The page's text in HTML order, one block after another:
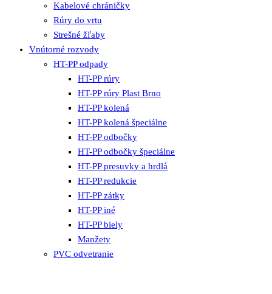
Kabelové chráničky
Rúry do vrtu
Strešné žľaby
Vnútorné rozvody
HT-PP odpady
HT-PP rúry
HT-PP rúry Plast Brno
HT-PP kolená
HT-PP kolená špeciálne
HT-PP odbočky
HT-PP odbočky špeciálne
HT-PP presuvky a hrdlá
HT-PP redukcie
HT-PP zátky
HT-PP iné
HT-PP biely
Manžety
PVC odvetranie